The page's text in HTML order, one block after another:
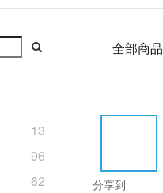
13
96
62
全部商品
分享到